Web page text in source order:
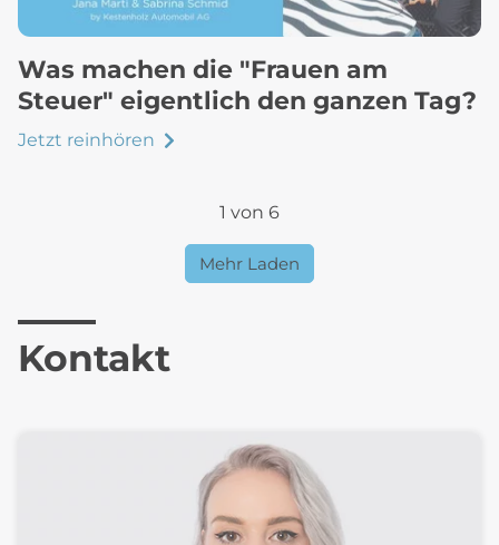
Was machen die "Frauen am
Steuer" eigentlich den ganzen Tag?
Jetzt reinhören
1 von 6
Mehr Laden
Kontakt